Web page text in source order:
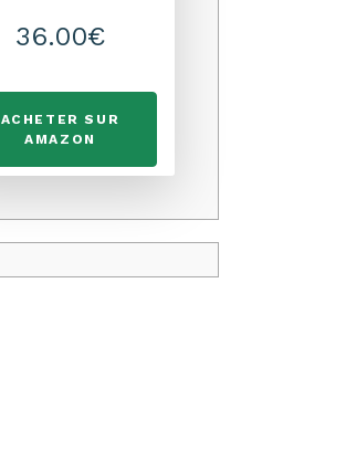
36.00€
ACHETER SUR
AMAZON